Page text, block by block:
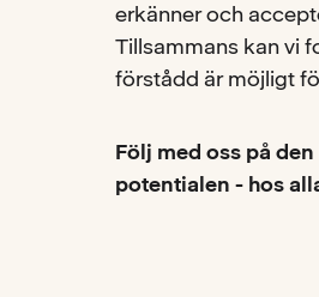
erkänner och
Tillsammans kan vi
förstådd är möjligt
Följ med oss ​​på
potentialen - hos